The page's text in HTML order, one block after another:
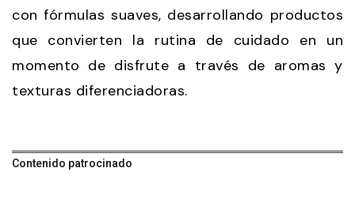
con fórmulas suaves, desarrollando productos
que convierten la rutina de cuidado en un
momento de disfrute a través de aromas y
texturas diferenciadoras.
Contenido patrocinado